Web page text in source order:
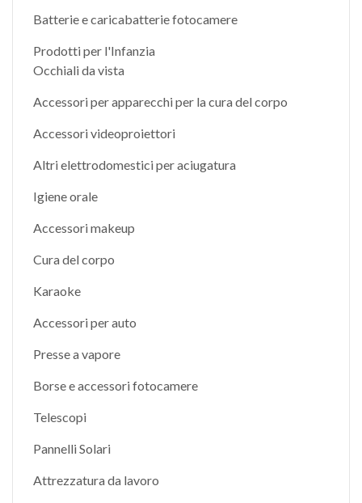
Batterie e caricabatterie fotocamere
Prodotti per l'Infanzia
Occhiali da vista
Accessori per apparecchi per la cura del corpo
Accessori videoproiettori
Altri elettrodomestici per aciugatura
Igiene orale
Accessori makeup
Cura del corpo
Karaoke
Accessori per auto
Presse a vapore
Borse e accessori fotocamere
Telescopi
Pannelli Solari
Attrezzatura da lavoro